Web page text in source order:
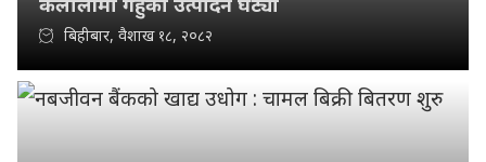
बिहीबार, वैशाख १८, २०८२